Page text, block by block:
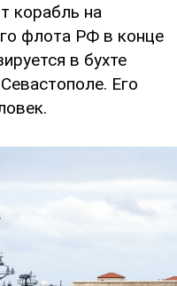
корабль на
флота РФ в конце
в бухте
Его